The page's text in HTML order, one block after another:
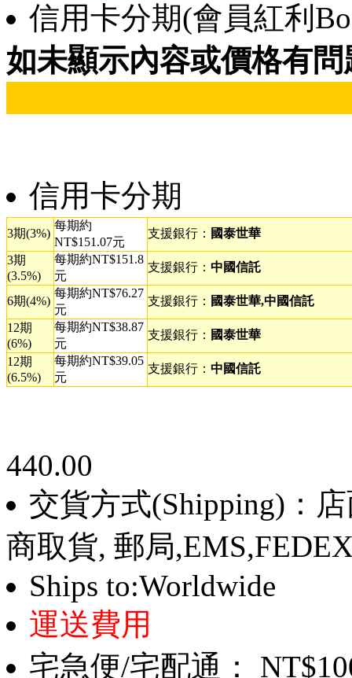
信用卡分期(會員紅利
如未顯示內容或價格有
信用卡分期
3期(3%)
每期約
NT$151.07元
支援銀行： 國泰世華
3期
(3.5%)
每期約NT$151.8
元
支援銀行： 中國信託
6期(4%)
每期約NT$76.27
元
支援銀行： 國泰世華,中國信託
12期
(6%)
每期約NT$38.87
元
支援銀行： 國泰世華
12期
(6.5%)
每期約NT$39.05
元
支援銀行： 中國信託
440.00
交貨方式(Shipping)：
商取貨, 郵局
Ships to:Worldwide
運送費用
宅急便/宅配通：